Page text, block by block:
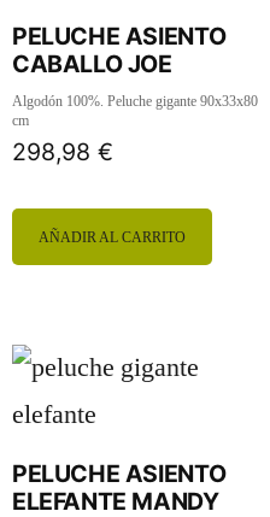
PELUCHE ASIENTO
CABALLO JOE
Algodón 100%. Peluche gigante 90x33x80
cm
298,98 €
AÑADIR AL CARRITO
PELUCHE ASIENTO
ELEFANTE MANDY